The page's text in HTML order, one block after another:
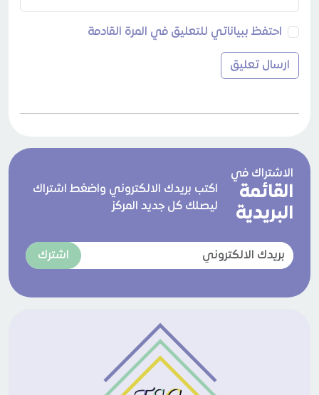
احتفظ ببياناتي للتعليق في المرة القادمة
الاشتراك في
القائمة
البريدية
اكتب بريدك الالكتروني واضغط اشتراك
ليصلك كل جديد المركز
اشترك